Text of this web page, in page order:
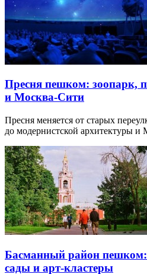
Пресня пешком: зоопарк,
и Москва-Сити
Пресня меняется от старых
до модернистской архитектуры и
Басманный район пешком:
сады и арт-кластеры